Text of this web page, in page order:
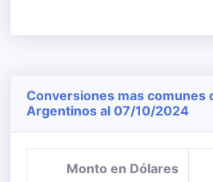
Conversiones mas comunes
Argentinos al 07/10/2024
Monto en Dólares